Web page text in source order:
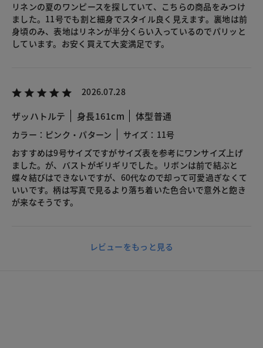
リネンの夏のワンピースを探していて、こちらの商品をみつけ
ました。11号でも割と細身でスタイル良く見えます。裏地は前
身頃のみ、表地はリネンが半分くらい入っているのでパリッと
しています。お安く買えて大変満足です。
2026.07.28
ザッハトルテ 身長161cm 体型普通
カラー：ピンク・パターン
サイズ：11号
おすすめは9号サイズですがサイズ表を参考にワンサイズ上げ
ました。が、バストがギリギリでした。リボンは前で結ぶと
蝶々結びはできないですが、60代なので却って可愛過ぎなくて
いいです。柄は写真で見るより落ち着いた色合いで意外と飽き
が来なそうです。
レビューをもっと見る